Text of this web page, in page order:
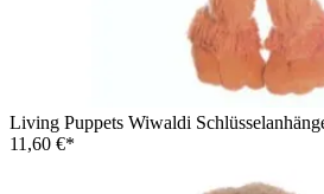
Living Puppets Wiwaldi
11,60 €*